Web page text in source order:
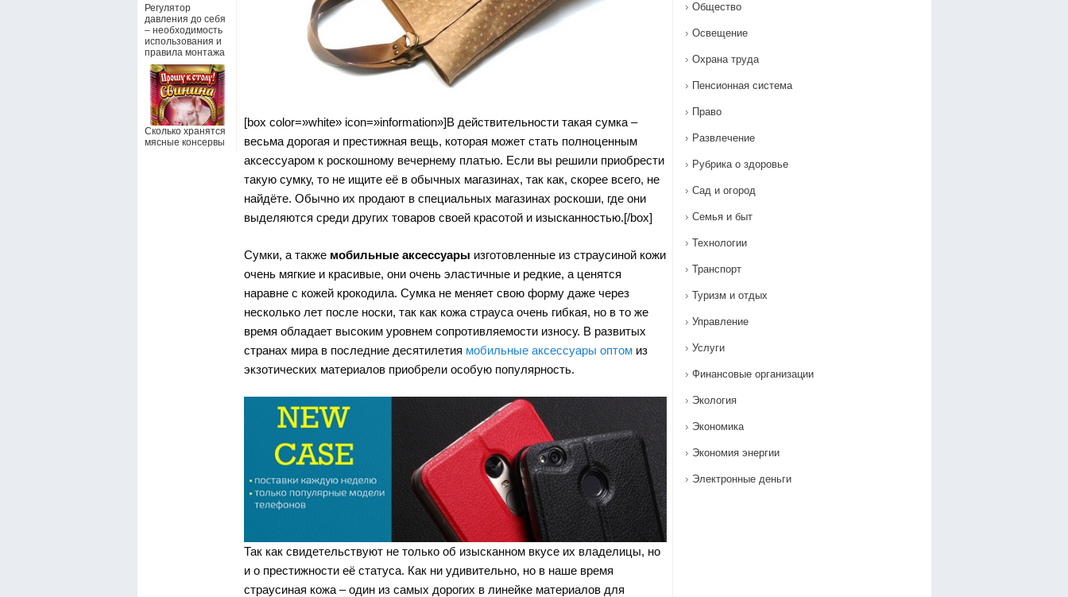
Регулятор
давления до себя
– необходимость
использования и
правила монтажа
Сколько хранятся
мясные консервы
[box color=»white» icon=»information»]В действительности такая сумка –
весьма дорогая и престижная вещь, которая может стать полноценным
аксессуаром к роскошному вечернему платью. Если вы решили приобрести
такую сумку, то не ищите её в обычных магазинах, так как, скорее всего, не
найдёте. Обычно их продают в специальных магазинах роскоши, где они
выделяются среди других товаров своей красотой и изысканностью.[/box]
Сумки, а также мобильные аксессуары изготовленные из страусиной кожи
очень мягкие и красивые, они очень эластичные и редкие, а ценятся
наравне с кожей крокодила. Сумка не меняет свою форму даже через
несколько лет после носки, так как кожа страуса очень гибкая, но в то же
время обладает высоким уровнем сопротивляемости износу. В развитых
странах мира в последние десятилетия мобильные аксессуары оптомиз
экзотических материалов приобрели особую популярность.
Так как свидетельствуют не только об изысканном вкусе их владелицы, но
и о престижности её статуса. Как ни удивительно, но в наше время
страусиная кожа – один из самых дорогих в линейке материалов для
Общество
Освещение
Охрана труда
Пенсионная система
Право
Развлечение
Рубрика о здоровье
Сад и огород
Семья и быт
Технологии
Транспорт
Туризм и отдых
Управление
Услуги
Финансовые организации
Экология
Экономика
Экономия энергии
Электронные деньги